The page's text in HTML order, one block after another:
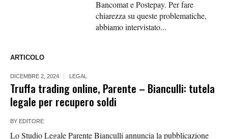
Bancomat e Postepay. Per fare
chiarezza su queste problematiche,
abbiamo intervistato...
ARTICOLO
DICEMBRE 2, 2024 LEGAL
Truffa trading online, Parente – Bianculli: tutela
legale per recupero soldi
BY EDITORE
Lo Studio Legale Parente Bianculli annuncia la pubblicazione